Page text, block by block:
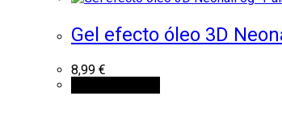
Gel efecto óleo 3D
8,99 €